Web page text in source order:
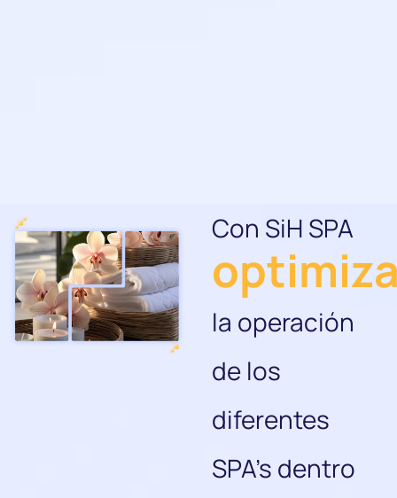
Con SiH SPA
opti|
la operación
de los
diferentes
SPA’s dentro